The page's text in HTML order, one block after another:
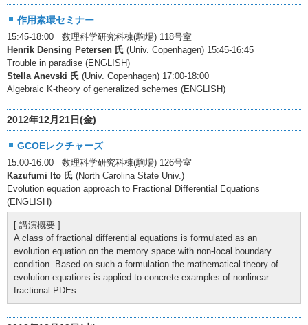
作用素環セミナー
15:45-18:00 数理科学研究科棟(駒場) 118号室
Henrik Densing Petersen 氏 (Univ. Copenhagen) 15:45-16:45
Trouble in paradise (ENGLISH)
Stella Anevski 氏 (Univ. Copenhagen) 17:00-18:00
Algebraic K-theory of generalized schemes (ENGLISH)
2012年12月21日(金)
GCOEレクチャーズ
15:00-16:00 数理科学研究科棟(駒場) 126号室
Kazufumi Ito 氏 (North Carolina State Univ.)
Evolution equation approach to Fractional Differential Equations
(ENGLISH)
[ 講演概要 ]
A class of fractional differential equations is formulated as an
evolution equation on the memory space with non-local boundary
condition. Based on such a formulation the mathematical theory of
evolution equations is applied to concrete examples of nonlinear
fractional PDEs.